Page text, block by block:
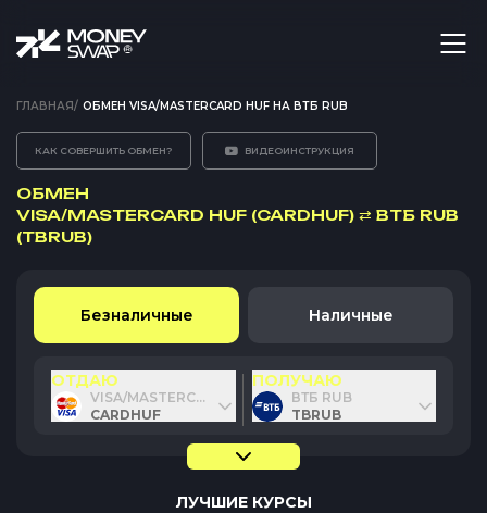
ГЛАВНАЯ/ ОБМЕН VISA/MASTERCARD HUF НА ВТБ RUB
КАК СОВЕРШИТЬ ОБМЕН? ВИДЕОИНСТРУКЦИЯ
ОБМЕН
VISA/MASTERCARD HUF (CARDHUF) ⇄ ВТБ RUB
(TBRUB)
Безналичные Наличные
ОТДАЮ
VISA/MASTERCARD HUF
CARDHUF
ПОЛУЧАЮ
ВТБ RUB
TBRUB
ЛУЧШИЕ КУРСЫ